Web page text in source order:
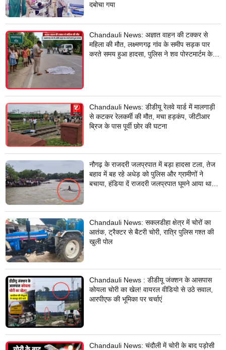
दबोचा गया
Chandauli News: अज्ञात वाहन की टक्कर से
महिला की मौत, लक्ष्मणगढ़ गांव के समीप सड़क पार
करते समय हुआ हादसा, पुलिस ने शव पोस्टमार्टम के
Chandauli News: डीडीयू रेलवे यार्ड में मालगाड़ी
से कटकर रेलकर्मी की मौत, मचा हड़कंप, जीटीआर
ब्रिज के पास पूर्वी छोर की घटना
नौगढ़ के राजदरी जलप्रपात में बड़ा हादसा टला, तेज
बहाव में बह रहे अधेड़ को पुलिस और ग्रामीणों ने
बचाया, हंडिया दें राजदरी जलप्रपात घूमने आया था
Chandauli News: सकलडीहा क्षेत्र में चोरों का
आतंक, ट्रैक्टर से बैटरी चोरी, रात्रि पुलिस गश्त की
खुली पोल
Chandauli News : डीडीयू जंक्शन के आसपास
कोयला चोरी का खेल! वायरल वीडियो से उठे सवाल,
आरपीएफ की भूमिका पर चर्चाएं
Chandauli News: चंदौली में चोरी के बाद पड़ोसी